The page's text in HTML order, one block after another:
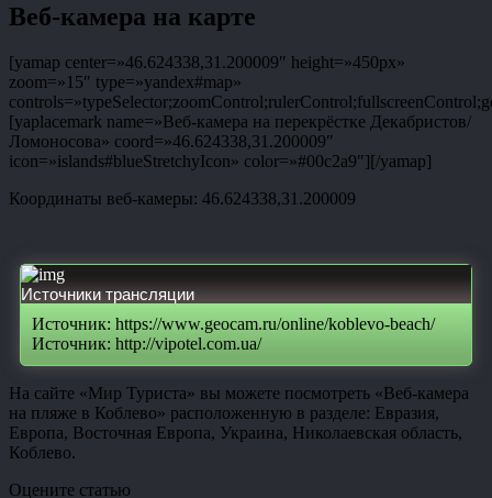
Веб-камера на карте
[yamap center=»46.624338,31.200009″ height=»450px»
zoom=»15″ type=»yandex#map»
[yaplacemark name=»Веб-камера на перекрёстке Декабристов/
Ломоносова» coord=»46.624338,31.200009″
icon=»islands#blueStretchyIcon» color=»#00c2a9″][/yamap]
Координаты веб-камеры: 46.624338,31.200009
Источники трансляции
Источник: https://www.geocam.ru/online/koblevo-beach/
Источник: http://vipotel.com.ua/
На сайте «Мир Туриста» вы можете посмотреть «Веб-камера
на пляже в Коблево» расположенную в разделе: Евразия,
Европа, Восточная Европа, Украина, Николаевская область,
Коблево.
Оцените статью